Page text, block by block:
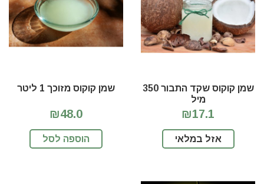
שמן קוקוס שקד התבור 350
מיל
₪17.1
אזל במלאי
שמן קוקוס מזוכך 1 ליטר
₪48.0
הוספה לסל